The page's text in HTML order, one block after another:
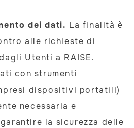
dei dati. La finalità è
alle richieste di
Utenti a RAISE.
con strumenti
dispositivi portatili)
necessaria e
la sicurezza delle